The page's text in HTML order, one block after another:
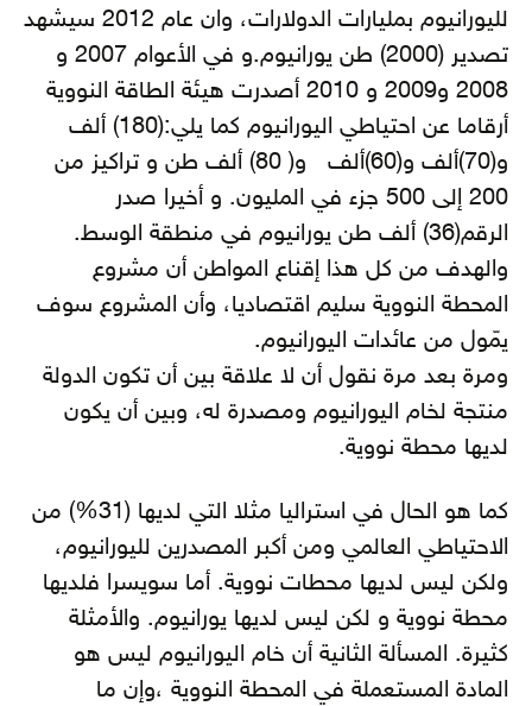
لليورانيوم بمليارات الدولارات، وان عام 2012 سيشهد
تصدير (2000) طن يورانيوم.و في الأعوام 2007 و
2008 و2009 و 2010 أصدرت هيئة الطاقة النووية
أرقاما عن احتياطي اليورانيوم كما يلي:(180) ألف
و(70)ألف و(60)ألف و( 80) ألف طن و تراكيز من
200 إلى 500 جزء في المليون. و أخيرا صدر
الرقم(36) ألف طن يورانيوم في منطقة الوسط.
والهدف من كل هذا إقناع المواطن أن مشروع
المحطة النووية سليم اقتصاديا، وأن المشروع سوف
يمّول من عائدات اليورانيوم.
ومرة بعد مرة نقول أن لا علاقة بين أن تكون الدولة
منتجة لخام اليورانيوم ومصدرة له، وبين أن يكون
لديها محطة نووية.
كما هو الحال في استراليا مثلا التي لديها (31%) من
الاحتياطي العالمي ومن أكبر المصدرين لليورانيوم،
ولكن ليس لديها محطات نووية. أما سويسرا فلديها
محطة نووية و لكن ليس لديها يورانيوم. والأمثلة
كثيرة. المسألة الثانية أن خام اليورانيوم ليس هو
المادة المستعملة في المحطة النووية ،وإن ما